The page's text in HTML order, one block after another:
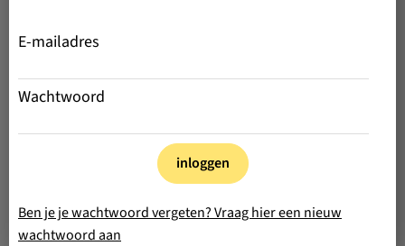
E-mailadres
Wachtwoord
inloggen
Ben je je wachtwoord vergeten? Vraag hier een nieuw
wachtwoord aan